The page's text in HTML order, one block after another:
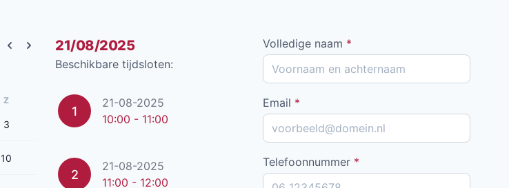
Previous month
Next month
Z
3
10
21/08/2025
Beschikbare tijdsloten:
1
21-08-2025
10:00 - 11:00
2
21-08-2025
11:00 - 12:00
Volledige naam *
Email *
Telefoonnummer *